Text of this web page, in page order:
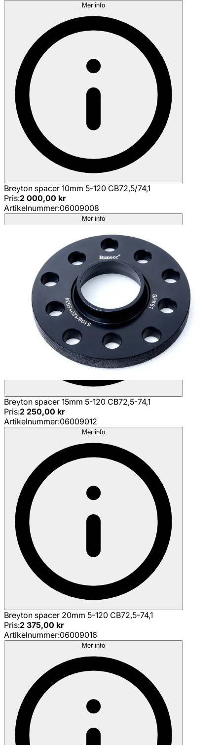
Mer info
Breyton spacer 10mm 5-120 CB72,5/74,1
Pris:2 000,00 kr
Artikelnummer:06009008
Mer info
Breyton spacer 15mm 5-120 CB72,5-74,1
Pris:2 250,00 kr
Artikelnummer:06009012
Mer info
Breyton spacer 20mm 5-120 CB72,5-74,1
Pris:2 375,00 kr
Artikelnummer:06009016
Mer info